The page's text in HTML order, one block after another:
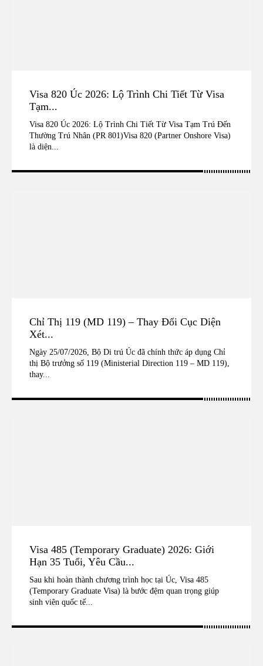
Visa 820 Úc 2026: Lộ Trình Chi Tiết Từ Visa
Tạm...
Visa 820 Úc 2026: Lộ Trình Chi Tiết Từ Visa Tạm Trú Đến
Thường Trú Nhân (PR 801)Visa 820 (Partner Onshore Visa)
là diện...
Chỉ Thị 119 (MD 119) – Thay Đổi Cục Diện
Xét...
Ngày 25/07/2026, Bộ Di trú Úc đã chính thức áp dụng Chỉ
thị Bộ trưởng số 119 (Ministerial Direction 119 – MD 119),
thay...
Visa 485 (Temporary Graduate) 2026: Giới
Hạn 35 Tuổi, Yêu Cầu...
Sau khi hoàn thành chương trình học tại Úc, Visa 485
(Temporary Graduate Visa) là bước đệm quan trọng giúp
sinh viên quốc tế...